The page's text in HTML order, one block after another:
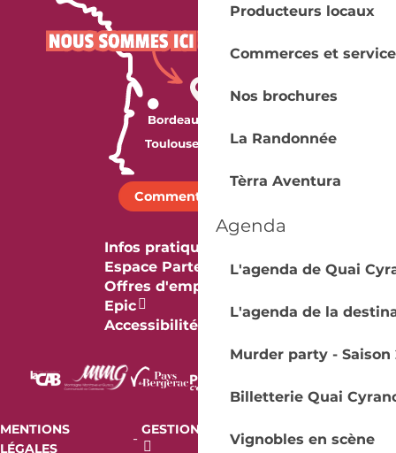
Producteurs locaux
Commerces et
Nos brochures
La Randonnée
Tèrra Aventura
Agenda
L'agenda de Quai
L'agenda de la
Murder party - Saison
Billetterie Quai
Vignobles en scène
Comment venir ?
Infos pratiques
Espace Partenaires
Offres d'emploi & stage
Epic
Accessibilité
MENTIONS
LÉGALES
-
GESTION DES COOKIES
-
RGAA